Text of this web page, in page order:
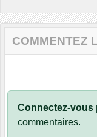
COMMENTEZ
Connectez-vous
commentaires.